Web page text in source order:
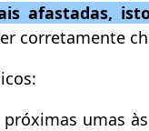
afastadas,
corretamente
umas